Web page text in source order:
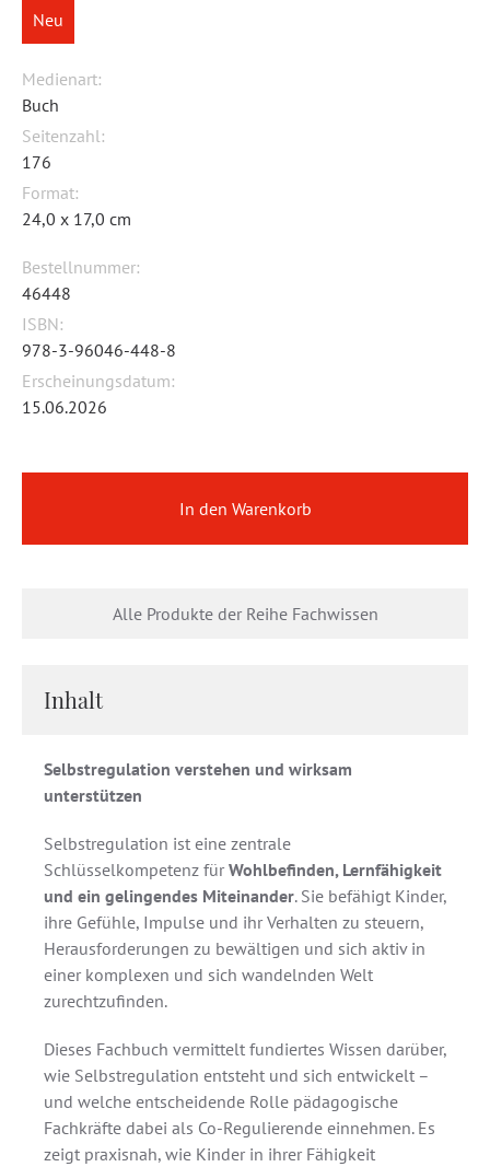
Neu
Medienart:
Buch
Seitenzahl:
176
Format:
24,0 x 17,0 cm
Bestellnummer:
46448
ISBN:
978-3-96046-448-8
Erscheinungsdatum:
15.06.2026
Alle Produkte der Reihe Fachwissen
In den Warenkorb
Inhalt
Selbstregulation verstehen und wirksam
unterstützen
Selbstregulation ist eine zentrale
Schlüsselkompetenz für Wohlbefinden, Lernfähigkeit
und ein gelingendes Miteinander. Sie befähigt Kinder,
ihre Gefühle, Impulse und ihr Verhalten zu steuern,
Herausforderungen zu bewältigen und sich aktiv in
einer komplexen und sich wandelnden Welt
zurechtzufinden.
Dieses Fachbuch vermittelt fundiertes Wissen darüber,
wie Selbstregulation entsteht und sich entwickelt –
und welche entscheidende Rolle pädagogische
Fachkräfte dabei als Co-Regulierende einnehmen. Es
zeigt praxisnah, wie Kinder in ihrer Fähigkeit